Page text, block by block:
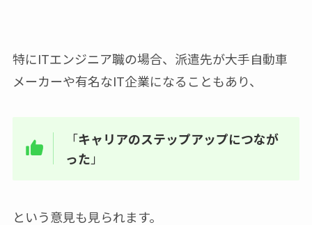
特にITエンジニア職の場合、派遣先が大手自動車
メーカーや有名なIT企業になることもあり、
「キャリアのステップアップにつなが
った」
という意見も見られます。